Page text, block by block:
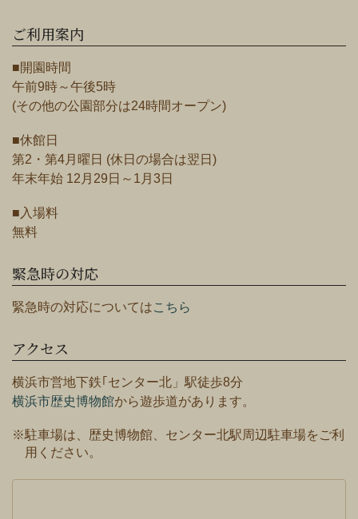
ご利用案内
■開園時間
午前9時～午後5時
(その他の公園部分は24時間オープン)
■休館日
第2・第4月曜日 (休日の場合は翌日)
年末年始 12月29日～1月3日
■入場料
無料
緊急時の対応
緊急時の対応についてはこちら
アクセス
横浜市営地下鉄｢センター北」駅徒歩8分
横浜市歴史博物館から遊歩道があります。
※駐車場は、歴史博物館、センター北駅周辺駐車場をご利
用ください。